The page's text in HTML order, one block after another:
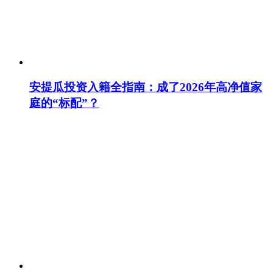
安提瓜投资入籍全指南：成了2026年高净值家
庭的“标配”？